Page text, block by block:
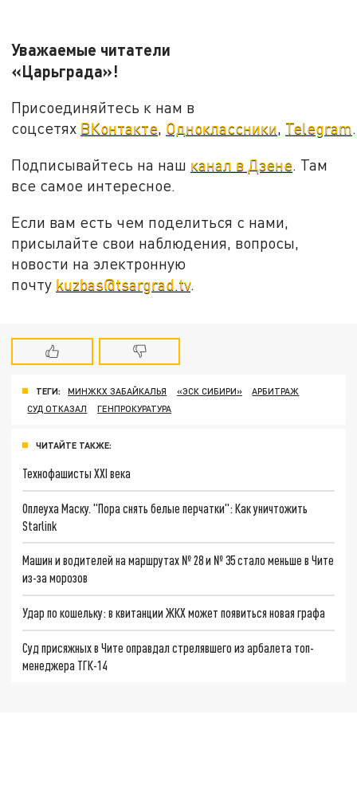
Уважаемые читатели
«Царьграда»!
Присоединяйтесь к нам в
соцсетях ВКонтакте, Одноклассники, Telegram.
Подписывайтесь на наш канал в Дзене. Там
все самое интересное.
Если вам есть чем поделиться с нами,
присылайте свои наблюдения, вопросы,
новости на электронную
почту kuzbas@tsargrad.tv.
ТЕГИ: МИНЖКХ ЗАБАЙКАЛЬЯ «ЭСК СИБИРИ»
АРБИТРАЖ
СУД ОТКАЗАЛ
ГЕНПРОКУРАТУРА
ЧИТАЙТЕ ТАКЖЕ:
Технофашисты XXI века
Оплеуха Маску. "Пора снять белые перчатки": Как уничтожить
Starlink
Машин и водителей на маршрутах № 28 и № 35 стало меньше в Чите
из-за морозов
Удар по кошельку: в квитанции ЖКХ может появиться новая графа
Суд присяжных в Чите оправдал стрелявшего из арбалета топ-
менеджера ТГК-14